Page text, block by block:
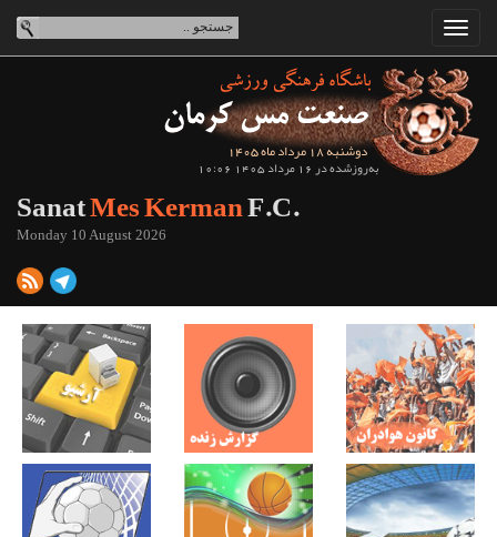
دوشنبه 18 مرداد ماه 1405
به‌روزشده در 16 مرداد 1405 10:06
SanatMes KermanF.C.
Monday 10 August 2026